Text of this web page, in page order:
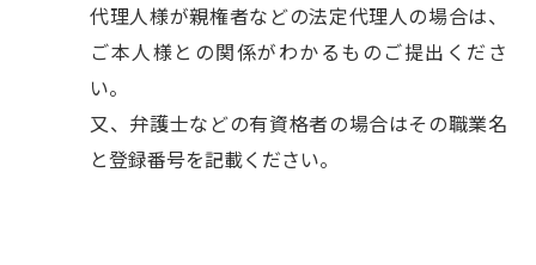
代理人様が親権者などの法定代理人の場合は、
ご本人様との関係がわかるものご提出くださ
い。
又、弁護士などの有資格者の場合はその職業名
と登録番号を記載ください。